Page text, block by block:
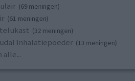
(69 meningen)
(61 meningen)
(32 meningen)
Inhalatiepoeder (13 meningen)
alle...